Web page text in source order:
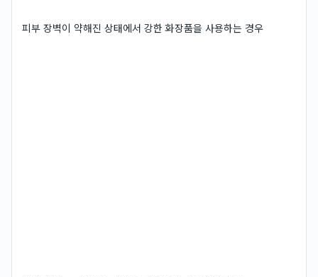
피부 장벽이 약해진 상태에서 강한 화장품을 사용하는 경우